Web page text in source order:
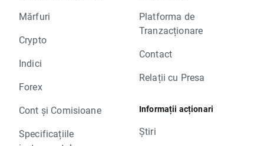
Mărfuri
Crypto
Indici
Forex
Cont și Comisioane
Specificațiile
Platforma de
Tranzacționare
Contact
Relații cu Presa
Informații acționari
Știri